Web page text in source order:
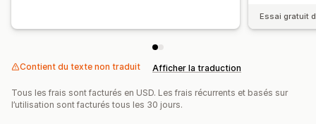
Essai gratuit
Contient du texte non traduit Afficher la traduction
Tous les frais sont facturés en USD. Les frais récurrents et basés sur
l’utilisation sont facturés tous les 30 jours.